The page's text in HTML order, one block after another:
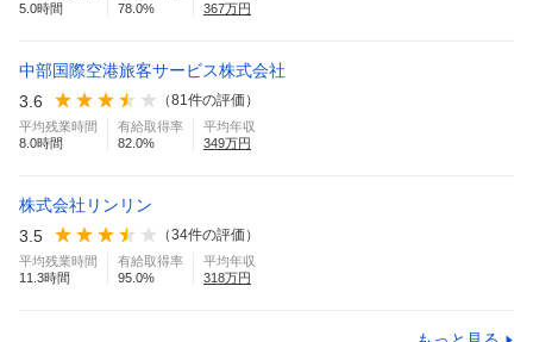
5.0時間
78.0%
367万円
中部国際空港旅客サービス株式会社
3.6
（81件の評価）
平均残業時間
8.0時間
有給取得率
82.0%
平均年収
349万円
株式会社リンリン
3.5
（34件の評価）
平均残業時間
11.3時間
有給取得率
95.0%
平均年収
318万円